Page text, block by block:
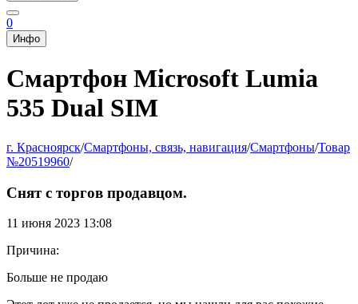
0
Инфо
Смартфон Microsoft Lumia
535 Dual SIM
г. Красноярск/Смартфоны, связь, навигация/Смартфоны/Товар
№20519960/
Снят с торгов продавцом.
11 июня 2023 13:08
Причина:
Больше не продаю